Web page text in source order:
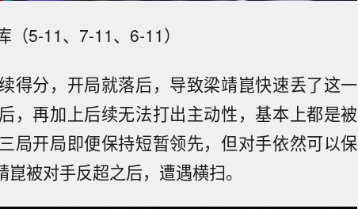
5-11、7-11、6-11）
得分，开局就落后，导致梁靖崑快速丢了这一
，再加上后续无法打出主动性，基本上都是被
局开局即便保持短暂领先，但对手依然可以保
被对手反超之后，遭遇横扫。